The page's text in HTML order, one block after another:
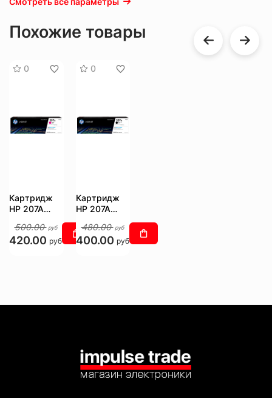
Похожие товары
0
Картридж
HP 207A
500.00 руб
420.00 руб
0
Картридж
HP 207A
480.00 руб
400.00 руб